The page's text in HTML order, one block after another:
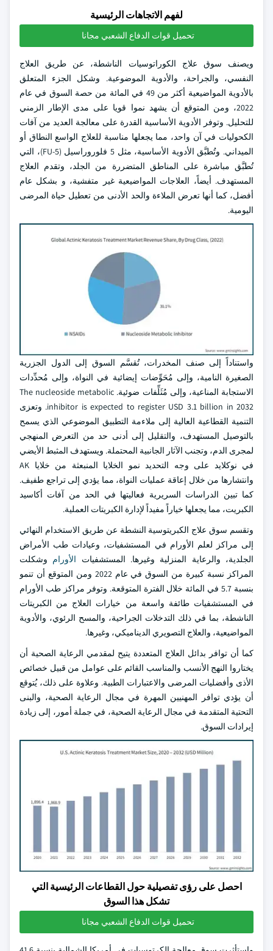
لفهم الاتجاهات الرئيسية
تحميل قوات الدفاع الشعبي مجانا
ويصنف سوق علاج الكوراتوسيات الناشطة، عن طريق العلاج
النفسي، والجراحة، والأدوية الموضوعية. وشكل الجزء المتعلق
بالأدوية المواضيعية أكثر من 49 في المائة من حصة السوق في عام
2022، ومن المتوقع أن يشهد نموا قويا على مدى الإطار الزمني
للتحليل. وتوفر الأدوية الأساسية القدرة على معالجة العديد من آفات
الكحوليات في آن واحد، مما يجعلها مناسبة للعلاج الواسع النطاق أو
الميداني. وتُطبَّق الأدوية الأساسية، مثل 5 فلوروراسيل (5-FU)، التي
تُطبَّق مباشرة على المناطق المتضررة من الجلد، وتقدم العلاج
المستهدف. أيضاً، العلاجات المواضيعية غير متفشية، و بشكل عام
أفضل، كما أنها تعرض الملاءة والحد الأدنى من تعطيل حياة المرضى
اليومية.
واستناداً إلى صنف المخدرات، تُقسَّم السوق إلى الدول الجزرية
الصغيرة النامية، وإلى مُحَوِّضات إيضائية في النواة، وإلى مُحدِّدات
الاستجابة المناعية، وإلى مُثَلِّفات ضوئية. The nucleoside metabolic
inhibitor is expected to register USD 3.1 billion in 2032. وتعزى
التنمية القطاعية العالية إلى ملاءمة التطبيق الموضوعي الذي يسمح
بالتوصيل المستهدف، والتقليل إلى أدنى حد من التعرض المنهجي
لمجرى الدم، وتجنب الآثار الجانبية المحتملة. ويستهدف المثبط الأيضي
في نوكلايد على وجه التحديد نمو الخلايا المنبعثة من خلايا AK
وانتشارها من خلال إعاقة عمليات النواة، مما يؤدي إلى تراجع طفيف.
كما تبين الدراسات السريرية فعاليتها في الحد من آفات أكاسيد
الكبريت، مما يجعلها خياراً مفيداً لإدارة الكبريتات العملية.
وتقسم سوق علاج الكبريتوسية النشطة عن طريق الاستخدام النهائي
إلى مراكز لعلم الأورام في المستشفيات، وعيادات طب الأمراض
الجلدية، والرعاية المنزلية وغيرها. المستشفيات الأورام وشكلت
المراكز نسبة كبيرة من السوق في عام 2022 ومن المتوقع أن تنمو
بنسبة 5.7 في المائة خلال الفترة المتوقعة. وتوفر مراكز طب الأورام
في المستشفيات طائفة واسعة من خيارات العلاج من الكبريتات
الناشطة، بما في ذلك التدخلات الجراحية، والمسح الرئوي، والأدوية
المواضيعية، والعلاج التصويري الديناميكي، وغيرها.
كما أن توافر بدائل العلاج المتعددة يتيح لمقدمي الرعاية الصحية أن
يختاروا النهج الأنسب والمناسب القائم على عوامل من قبيل خصائص
الأذى وأفضليات المرضى والاعتبارات الطبية. وعلاوة على ذلك، يُتوقع
أن يؤدي توافر المهنيين المهرة في مجال الرعاية الصحية، والبنى
التحتية المتقدمة في مجال الرعاية الصحية، في جملة أمور، إلى زيادة
إيرادات السوق.
احصل على رؤى تفصيلية حول القطاعات الرئيسية التي
تشكل هذا السوق
تحميل قوات الدفاع الشعبي مجانا